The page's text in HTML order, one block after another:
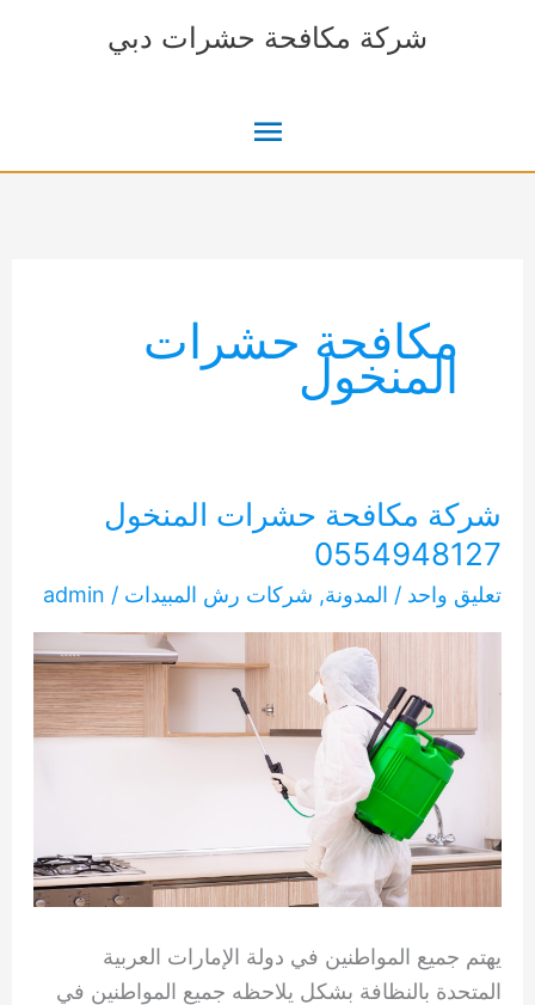
شركة مكافحة حشرات دبي
القائمة
مكافحة حشرات
المنخول
شركة مكافحة حشرات المنخول
0554948127
تعليق واحد / المدونة, شركات رش المبيدات /
admin
يهتم جميع المواطنين في دولة الإمارات العربية
المتحدة بالنظافة بشكل يلاحظه جميع المواطنين في